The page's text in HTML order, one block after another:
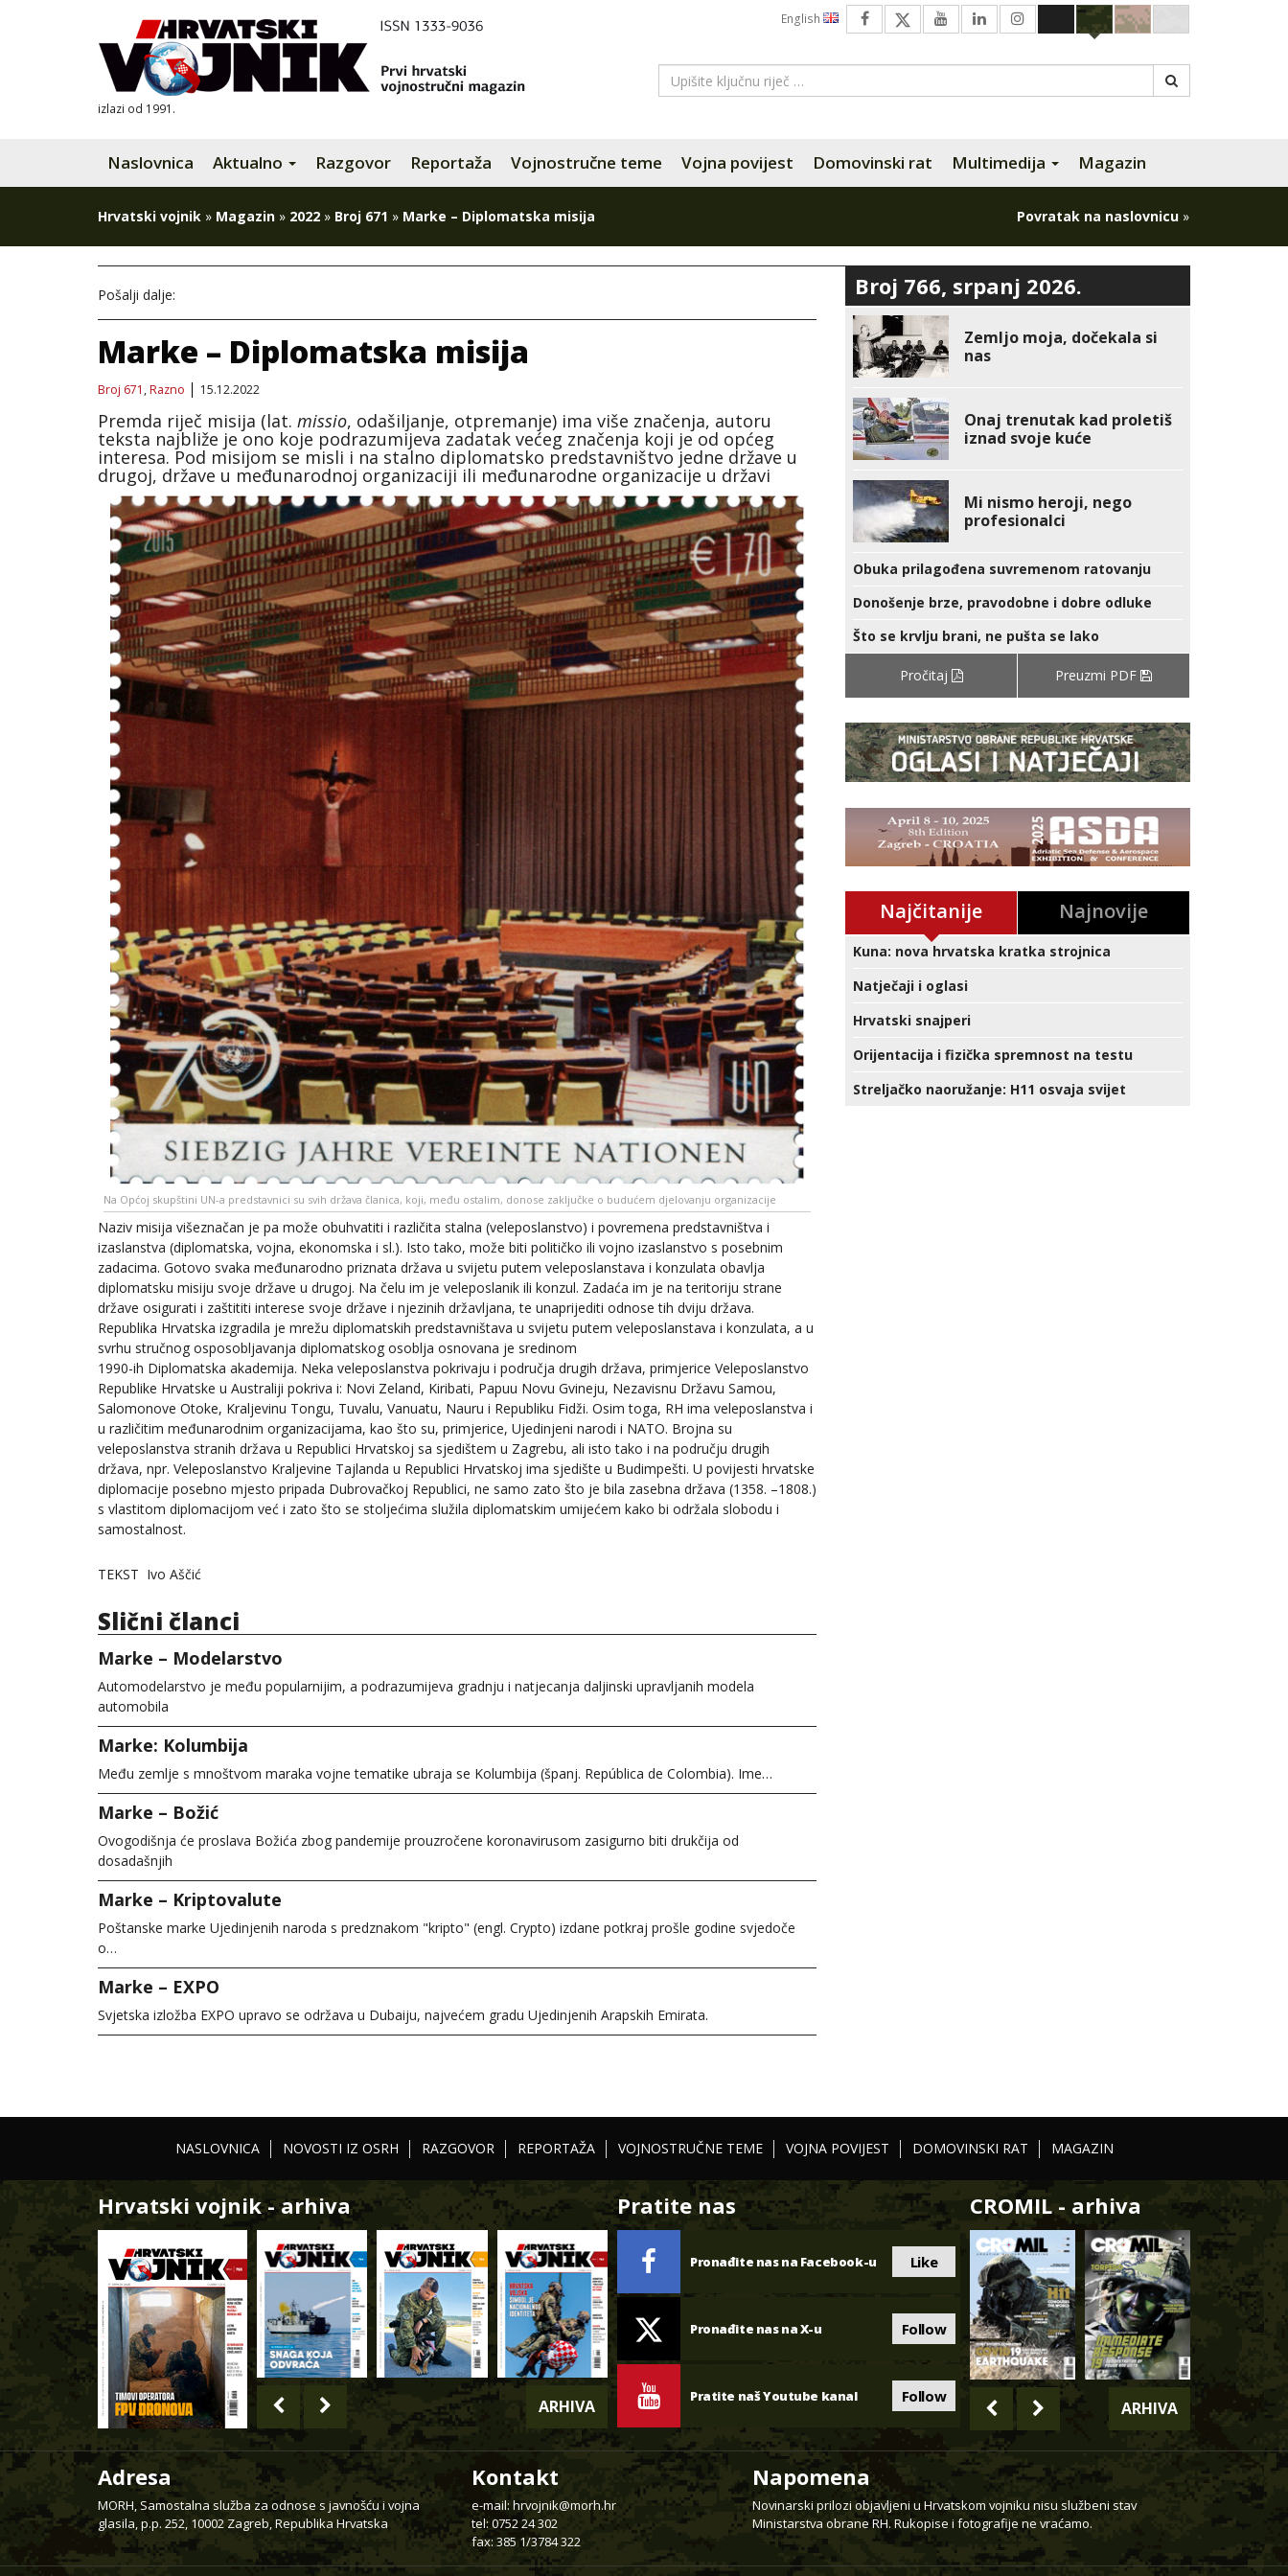
izlazi od 1991.
English
Naslovnica Aktualno Razgovor Reportaža Vojnostručne teme Vojna povijest Domovinski rat Multimedija Magazin
Hrvatski vojnik » Magazin » 2022 » Broj 671 » Marke – Diplomatska misija Povratak na naslovnicu »
Pošalji dalje:
Marke – Diplomatska misija
Broj 671 ,Razno 15.12.2022
Premda riječ misija (lat. missio, odašiljanje, otpremanje) ima više značenja, autoru
teksta najbliže je ono koje podrazumijeva zadatak većeg značenja koji je od općeg
interesa. Pod misijom se misli i na stalno diplomatsko predstavništvo jedne države u
drugoj, države u međunarodnoj organizaciji ili međunarodne organizacije u državi
Na Općoj skupštini UN-a predstavnici su svih država članica, koji, među ostalim, donose zaključke o budućem djelovanju organizacije
Naziv misija višeznačan je pa može obuhvatiti i različita stalna (veleposlanstvo) i povremena predstavništva i
izaslanstva (diplomatska, vojna, ekonomska i sl.). Isto tako, može biti političko ili vojno izaslanstvo s posebnim
zadacima. Gotovo svaka međunarodno priznata država u svijetu putem veleposlanstava i konzulata obavlja
diplomatsku misiju svoje države u drugoj. Na čelu im je veleposlanik ili konzul. Zadaća im je na teritoriju strane
države osigurati i zaštititi interese svoje države i njezinih državljana, te unaprijediti odnose tih dviju država.
Republika Hrvatska izgradila je mrežu diplomatskih predstavništava u svijetu putem veleposlanstava i konzulata, a u
svrhu stručnog osposobljavanja diplomatskog osoblja osnovana je sredinom
1990-ih Diplomatska akademija. Neka veleposlanstva pokrivaju i područja drugih država, primjerice Veleposlanstvo
Republike Hrvatske u Australiji pokriva i: Novi Zeland, Kiribati, Papuu Novu Gvineju, Nezavisnu Državu Samou,
Salomonove Otoke, Kraljevinu Tongu, Tuvalu, Vanuatu, Nauru i Republiku Fidži. Osim toga, RH ima veleposlanstva i
u različitim međunarodnim organizacijama, kao što su, primjerice, Ujedinjeni narodi i NATO. Brojna su
veleposlanstva stranih država u Republici Hrvatskoj sa sjedištem u Zagrebu, ali isto tako i na području drugih
država, npr. Veleposlanstvo Kraljevine Tajlanda u Republici Hrvatskoj ima sjedište u Budimpešti. U povijesti hrvatske
diplomacije posebno mjesto pripada Dubrovačkoj Republici, ne samo zato što je bila zasebna država (1358. –1808.)
s vlastitom diplomacijom već i zato što se stoljećima služila diplomatskim umijećem kako bi održala slobodu i
samostalnost.
TEKST Ivo Aščić
Slični članci
Marke – Modelarstvo
Automodelarstvo je među popularnijim, a podrazumijeva gradnju i natjecanja daljinski upravljanih modela
automobila
Marke: Kolumbija
Među zemlje s mnoštvom maraka vojne tematike ubraja se Kolumbija (španj. República de Colombia). Ime…
Marke – Božić
Ovogodišnja će proslava Božića zbog pandemije prouzročene koronavirusom zasigurno biti drukčija od
dosadašnjih
Marke – Kriptovalute
Poštanske marke Ujedinjenih naroda s predznakom "kripto" (engl. Crypto) izdane potkraj prošle godine svjedoče
o…
Marke – EXPO
Svjetska izložba EXPO upravo se održava u Dubaiju, najvećem gradu Ujedinjenih Arapskih Emirata.
Broj 766, srpanj 2026.
Zemljo moja, dočekala si
nas
Onaj trenutak kad proletiš
iznad svoje kuće
Mi nismo heroji, nego
profesionalci
Obuka prilagođena suvremenom ratovanju
Donošenje brze, pravodobne i dobre odluke
Što se krvlju brani, ne pušta se lako
Pročitaj Preuzmi PDF
Najčitanije Najnovije
Kuna: nova hrvatska kratka strojnica
Natječaji i oglasi
Hrvatski snajperi
Orijentacija i fizička spremnost na testu
Streljačko naoružanje: H11 osvaja svijet
NASLOVNICA NOVOSTI IZ OSRH RAZGOVOR REPORTAŽA VOJNOSTRUČNE TEME VOJNA POVIJEST DOMOVINSKI RAT MAGAZIN
Hrvatski vojnik - arhiva
ARHIVA
Pratite nas
Pronađite nas na Facebook-u Like
Pronađite nas na X-u Follow
Pratite naš Youtube kanal Follow
CROMIL - arhiva
ARHIVA
Adresa
MORH, Samostalna služba za odnose s javnošću i vojna
glasila, p.p. 252, 10002 Zagreb, Republika Hrvatska
Kontakt
e-mail: hrvojnik@morh.hr
tel: 0752 24 302
fax: 385 1/3784 322
Napomena
Novinarski prilozi objavljeni u Hrvatskom vojniku nisu službeni stav
Ministarstva obrane RH. Rukopise i fotografije ne vraćamo.